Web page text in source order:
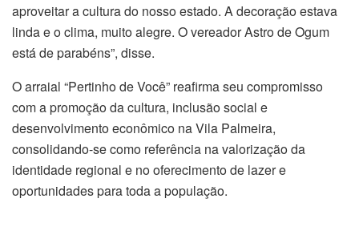
aproveitar a cultura do nosso estado. A decoração estava
linda e o clima, muito alegre. O vereador Astro de Ogum
está de parabéns”, disse.
O arraial “Pertinho de Você” reafirma seu compromisso
com a promoção da cultura, inclusão social e
desenvolvimento econômico na Vila Palmeira,
consolidando-se como referência na valorização da
identidade regional e no oferecimento de lazer e
oportunidades para toda a população.